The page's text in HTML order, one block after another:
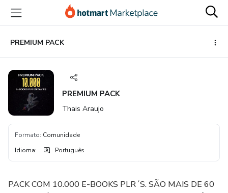
para
conteúdo
principal
para
pagamento
para
rodapéPREMIUM PACK
PREMIUM PACK
Thais Araujo
Formato: Comunidade
Idioma: Português
PACK COM 10.000 E-BOOKS PLR´S. SÃO MAIS DE 60